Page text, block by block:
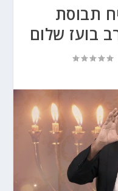
תבוסת
בועז שלום